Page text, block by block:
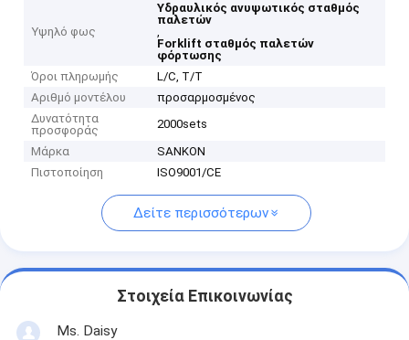
Υψηλό φως
Υδραυλικός ανυψωτικός σταθμός
παλετών
,
Forklift σταθμός παλετών
φόρτωσης
Όροι πληρωμής
L/C, T/T
Αριθμό μοντέλου
προσαρμοσμένος
Δυνατότητα
προσφοράς
2000sets
Μάρκα
SANKON
Πιστοποίηση
ISO9001/CE
Δείτε περισσότερων
Στοιχεία Επικοινωνίας
Ms. Daisy